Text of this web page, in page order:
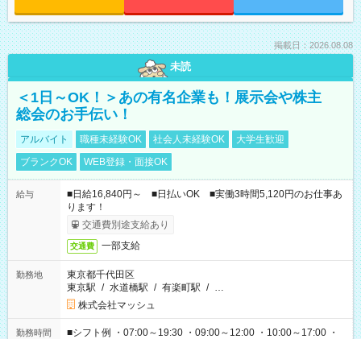
掲載日：2026.08.08
未読
＜1日～OK！＞あの有名企業も！展示会や株主
総会のお手伝い！
アルバイト 職種未経験OK 社会人未経験OK
大学生歓迎
ブランクOK
WEB登録・面接OK
給与
■日給16,840円～ ■日払いOK ■実働3時間5,120円のお仕事あ
ります！
交通費別途支給あり
交通費 一部支給
勤務地
東京都千代田区
東京駅 / 水道橋駅 / 有楽町駅 / …
株式会社マッシュ
勤務時間
■シフト例 ・07:00～19:30 ・09:00～12:00 ・10:00～17:00 ・